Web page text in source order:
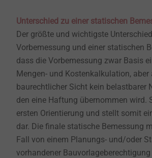
Unterschied zu einer statischen
Der größte und wichtigste
Vorbemessung und einer statischen
dass die Vorbemessung zwar Basis
Mengen- und Kostenkalkulation, aber
baurechtlicher Sicht kein belastbarer
den eine Haftung übernommen wird.
ersten Orientierung und stellt somit
dar. Die finale statische Bemessung
Fall von einem Planungs- und/oder
vorhandener